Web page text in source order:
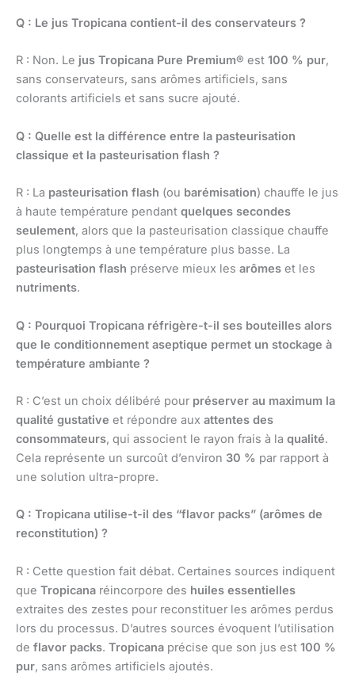
Q : Le jus Tropicana contient-il des conservateurs ?
R : Non. Le jus Tropicana Pure Premium® est 100 % pur,
sans conservateurs, sans arômes artificiels, sans
colorants artificiels et sans sucre ajouté.
Q : Quelle est la différence entre la pasteurisation
classique et la pasteurisation flash ?
R : La pasteurisation flash (ou barémisation) chauffe le jus
à haute température pendant quelques secondes
seulement, alors que la pasteurisation classique chauffe
plus longtemps à une température plus basse. La
pasteurisation flash préserve mieux les arômes et les
nutriments.
Q : Pourquoi Tropicana réfrigère-t-il ses bouteilles alors
que le conditionnement aseptique permet un stockage à
température ambiante ?
R : C’est un choix délibéré pour préserver au maximum la
qualité gustative et répondre aux attentes des
consommateurs, qui associent le rayon frais à la qualité.
Cela représente un surcoût d’environ 30 % par rapport à
une solution ultra-propre.
Q : Tropicana utilise-t-il des “flavor packs” (arômes de
reconstitution) ?
R : Cette question fait débat. Certaines sources indiquent
que Tropicana réincorpore des huiles essentielles
extraites des zestes pour reconstituer les arômes perdus
lors du processus. D’autres sources évoquent l’utilisation
de flavor packs. Tropicana précise que son jus est 100 %
pur, sans arômes artificiels ajoutés.